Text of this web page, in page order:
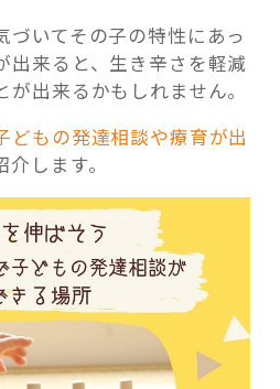
づいてその子の特性にあっ
出来ると、生き辛さを軽減
出来るかもしれません。
どもの発達相談や療育が出
介します。